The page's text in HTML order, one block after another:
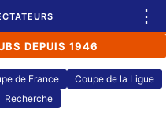
⋮
DEPUIS 1946
de France
Coupe de la Ligue
Recherche